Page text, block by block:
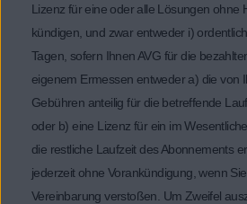
Lizenz für eine oder alle Lösungen ohne
kündigen, und zwar entweder i)
Tagen, sofern Ihnen AVG für die
eigenem Ermessen entweder a) die von
Gebühren anteilig für die betreffende
oder b) eine Lizenz für ein im
die restliche Laufzeit des Abonnements
jederzeit ohne Vorankündigung, wenn
Vereinbarung verstoßen. Um Zweifel